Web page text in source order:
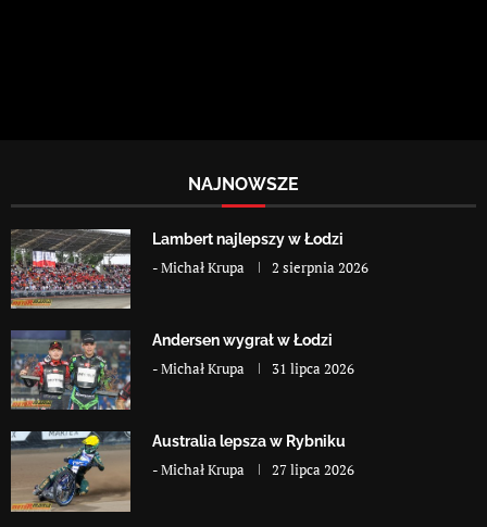
NAJNOWSZE
Lambert najlepszy w Łodzi
-Michał Krupa 2 sierpnia 2026
Andersen wygrał w Łodzi
-Michał Krupa 31 lipca 2026
Australia lepsza w Rybniku
-Michał Krupa 27 lipca 2026